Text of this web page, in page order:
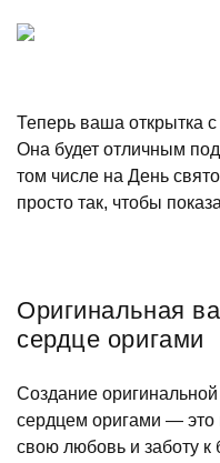
Теперь ваша открытка
Она будет отличным
том числе на День
просто так, чтобы
Оригинальная
сердце оригами
Создание
сердцем оригами — это
свою любовь и заботу к